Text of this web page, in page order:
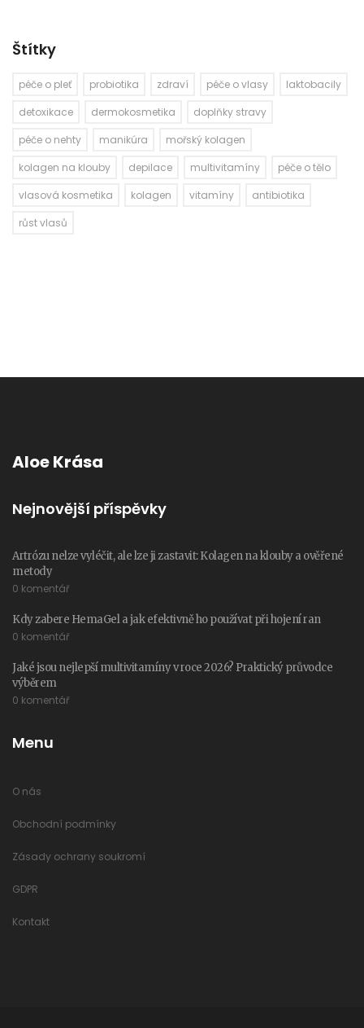
Štítky
péče o pleť probiotika zdraví péče o vlasy
laktobacily
detoxikace
dermokosmetika
doplňky stravy
péče o nehty
manikúra
mořský kolagen
kolagen na klouby
depilace multivitamíny
péče o tělo
vlasová kosmetika
kolagen vitamíny
antibiotika
růst vlasů
Aloe Krása
Nejnovější příspěvky
Artrózu nelze vyléčit, ale lze ji zastavit: Kolagen na klouby a ověřené
metody
0 komentář
Kdy zabere HemaGel a jak efektivně ho používat při hojení ran
0 komentář
Jaké jsou nejlepší multivitamíny v roce 2026? Praktický průvodce
výběrem
0 komentář
Menu
O nás
Obchodní podmínky
Zásady ochrany soukromí
GDPR
Kontakt